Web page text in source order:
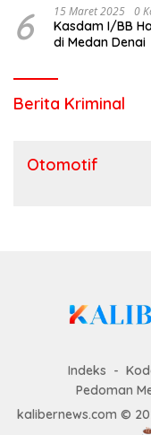
6 15 Maret 2025 0
Kasdam I/BB
di Medan Denai
Berita Kriminal
Otomotif
Indeks
Pedoman
kalibernews.com ©